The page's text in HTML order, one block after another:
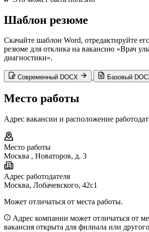
Шаблон резюме
Скачайте шаблон Word, отредактируйте
резюме для отклика на вакансию «Врач
диагностики».
Современный DOCX Базовый
Место работы
Адрес вакансии и расположение
Место работы
Москва , Новаторов, д. 3
Адрес работодателя
Москва, Лобачевского, 42с1
Может отличаться от места работы.
Адрес компании может отличаться от
вакансия открыта для филиала или